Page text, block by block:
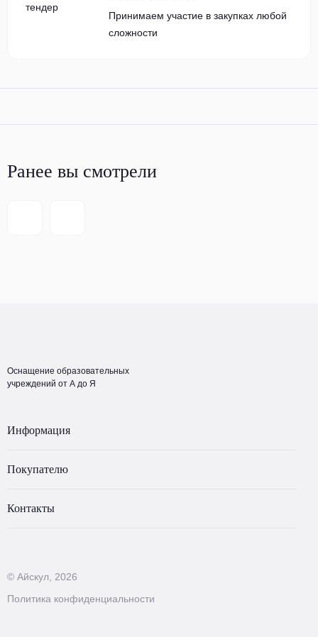
Принимаем участие в закупках любой
сложности
Ранее вы смотрели
Оснащение образовательных
учреждений от А до Я
Информация
Покупателю
Контакты
© Айскул, 2026
Политика конфиденциальности